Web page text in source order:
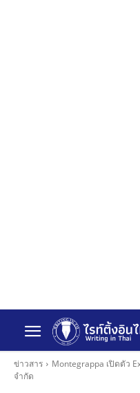
ข่าวสาร
Montegrappa เปิดตัว
จำกัด